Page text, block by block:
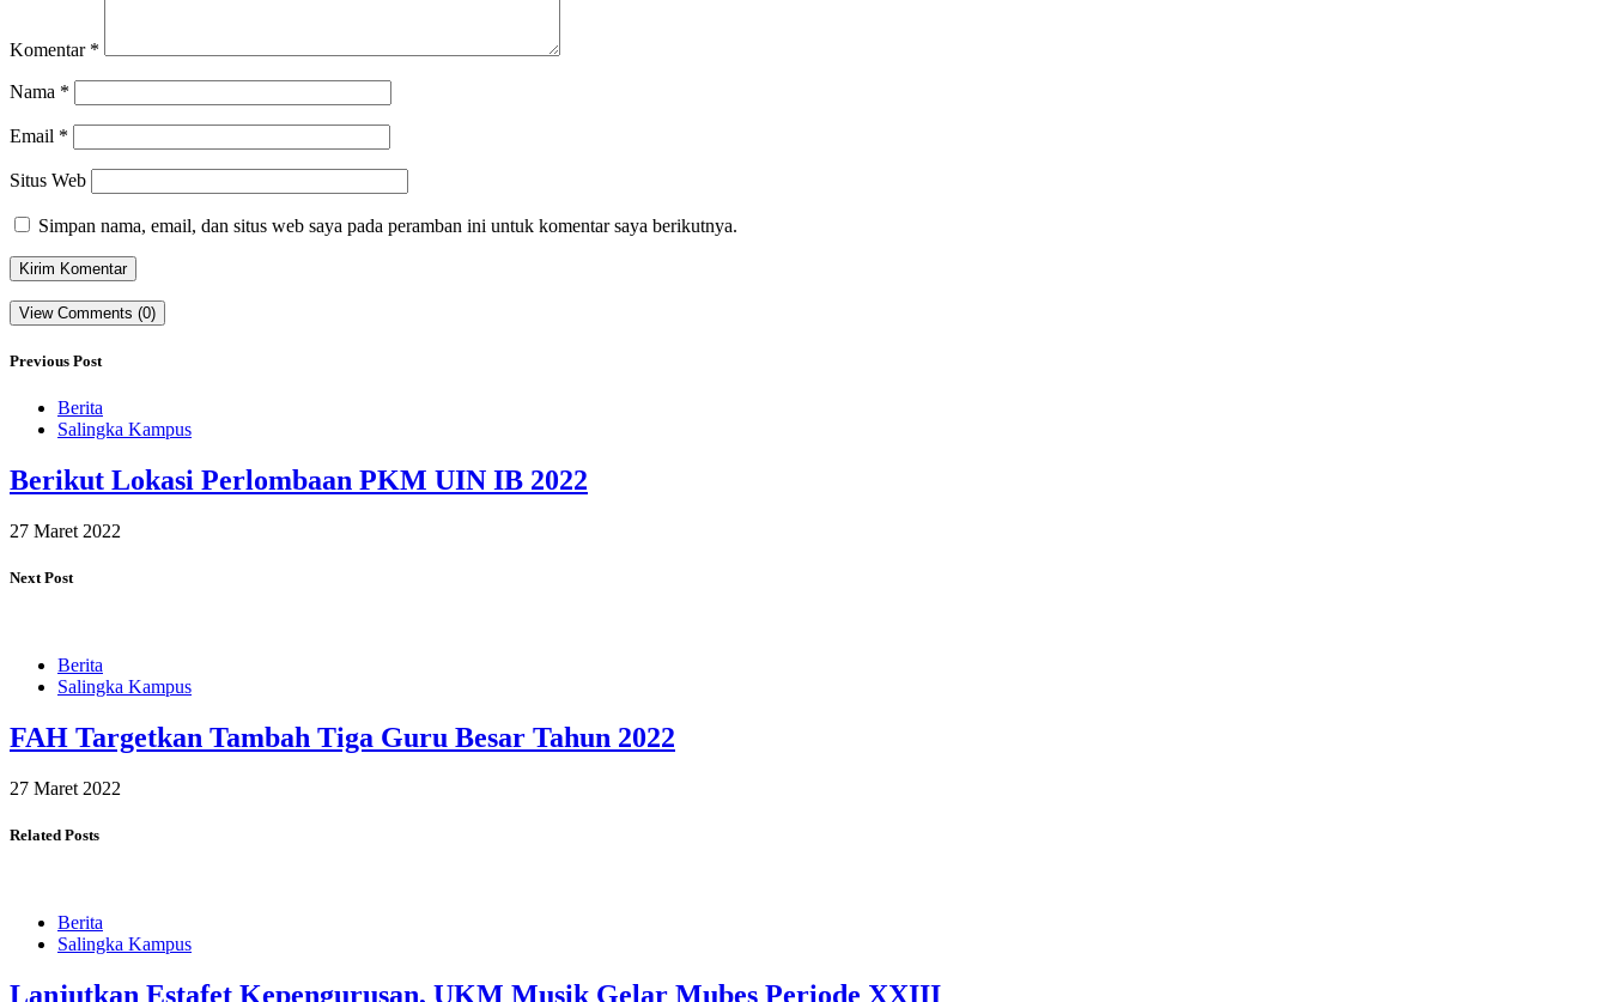
Komentar *
Nama *
Email *
Situs Web
Simpan nama, email, dan situs web saya pada peramban ini untuk komentar saya berikutnya.
View Comments (0)
Previous Post
Berita
Salingka Kampus
Berikut Lokasi Perlombaan PKM UIN IB 2022
27 Maret 2022
Next Post
Berita
Salingka Kampus
FAH Targetkan Tambah Tiga Guru Besar Tahun 2022
27 Maret 2022
Related Posts
Berita
Salingka Kampus
Lanjutkan Estafet Kepengurusan, UKM Musik Gelar Mubes Periode XXIII